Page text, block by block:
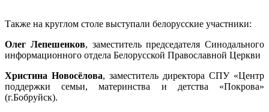
Также на круглом столе выступали белорусские участники:
Олег Лепешенков, заместитель председателя Синодального
информационного отдела Белорусской Православной Церкви
Христина Новосёлова, заместитель директора СПУ «Центр
поддержки семьи, материнства и детства «Покрова»
(г.Бобруйск).